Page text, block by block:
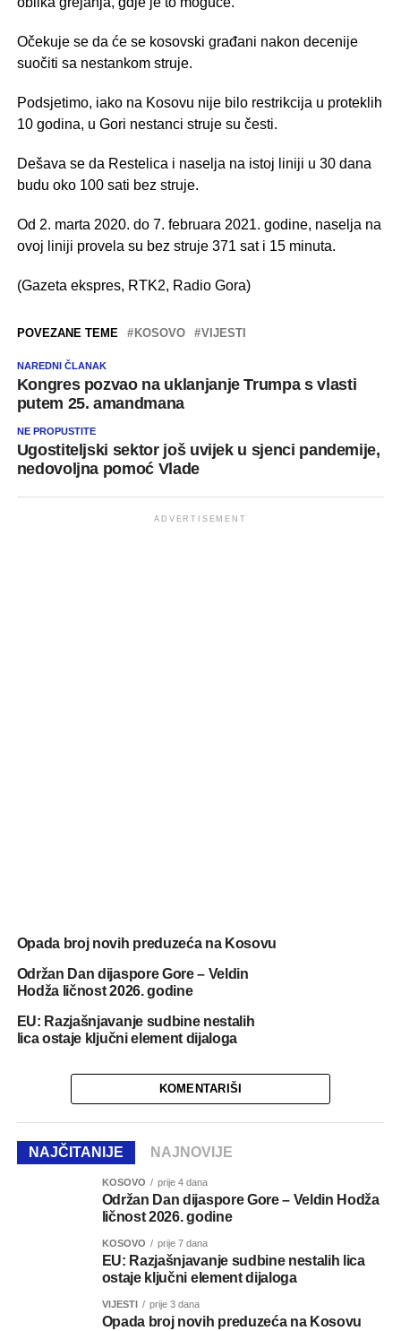
Očekuje se da će se kosovski građani nakon decenije
suočiti sa nestankom struje.
Podsjetimo, iako na Kosovu nije bilo restrikcija u proteklih
10 godina, u Gori nestanci struje su česti.
Dešava se da Restelica i naselja na istoj liniji u 30 dana
budu oko 100 sati bez struje.
Od 2. marta 2020. do 7. februara 2021. godine, naselja na
ovoj liniji provela su bez struje 371 sat i 15 minuta.
(Gazeta ekspres, RTK2, Radio Gora)
POVEZANE TEME KOSOVO VIJESTI
NAREDNI ČLANAK
Kongres pozvao na uklanjanje Trumpa s vlasti
putem 25. amandmana
NE PROPUSTITE
Ugostiteljski sektor još uvijek u sjenci pandemije,
nedovoljna pomoć Vlade
ADVERTISEMENT
Opada broj novih preduzeća na Kosovu
Održan Dan dijaspore Gore – Veldin
Hodža ličnost 2026. godine
EU: Razjašnjavanje sudbine nestalih
lica ostaje ključni element dijaloga
KOMENTARIŠI
NAJČITANIJE NAJNOVIJE
KOSOVO prije 4 dana
Održan Dan dijaspore Gore – Veldin Hodža
ličnost 2026. godine
KOSOVO prije 7 dana
EU: Razjašnjavanje sudbine nestalih lica
ostaje ključni element dijaloga
VIJESTI prije 3 dana
Opada broj novih preduzeća na Kosovu